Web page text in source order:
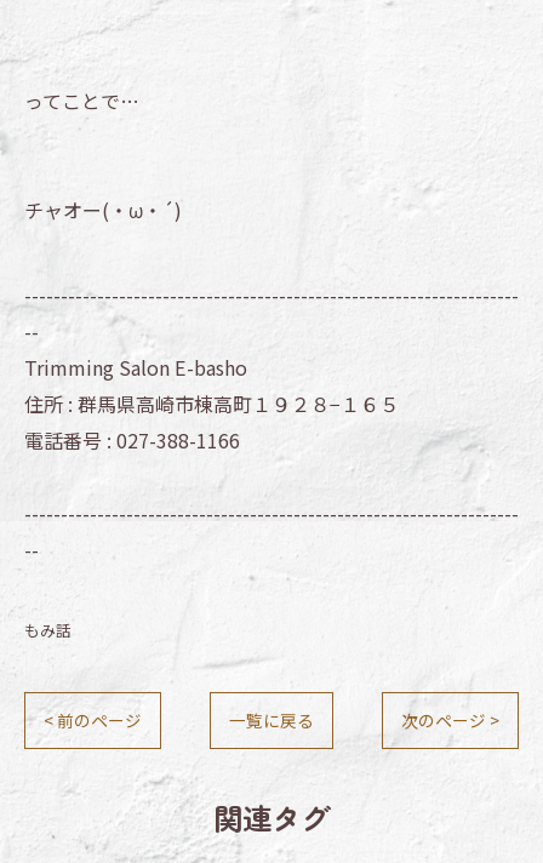
ってことで…
チャオー(・ω・´)
--------------------------------------------------------------------
--
Trimming Salon E-basho
住所 : 群馬県高崎市棟高町１９２８−１６５
電話番号 : 027-388-1166
--------------------------------------------------------------------
--
もみ話
< 前のページ 一覧に戻る 次のページ >
関連タグ